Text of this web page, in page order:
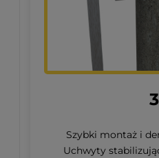
3
Szybki montaż i
Uchwyty